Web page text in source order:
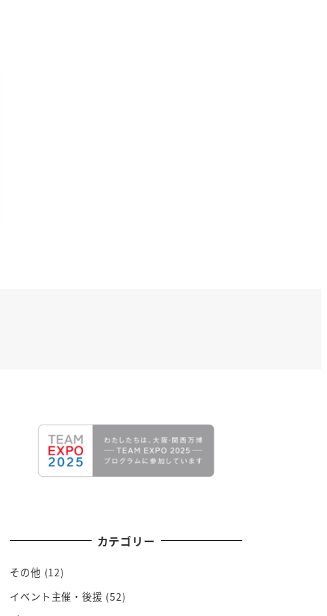
カテゴリー
その他 (12)
イベント主催・後援 (52)